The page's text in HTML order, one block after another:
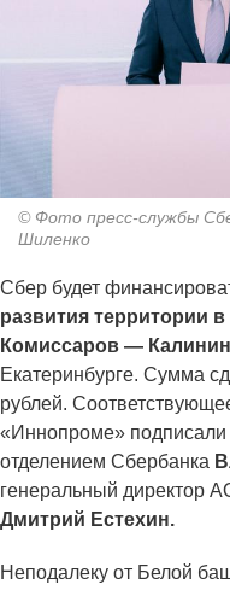
© Фото пресс-службы
Шиленко
Сбер будет
развития территории
Комиссаров —
Екатеринбурге. Сумма
рублей.
«Иннопроме»
отделением Сбербанка
генеральный директор
Дмитрий Естехин.
Неподалеку от Белой